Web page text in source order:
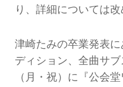
り、詳細については
津崎たみの卒業発表
ディション、全曲サ
（月・祝）に『公会